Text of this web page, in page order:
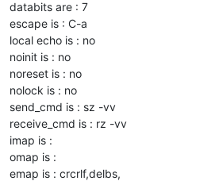
databits are : 7
escape is : C-a
local echo is : no
noinit is : no
noreset is : no
nolock is : no
send_cmd is : sz -vv
receive_cmd is : rz -vv
imap is :
omap is :
emap is : crcrlf,delbs,